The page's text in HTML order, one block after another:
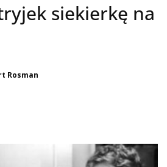
siekierkę na
Rosman